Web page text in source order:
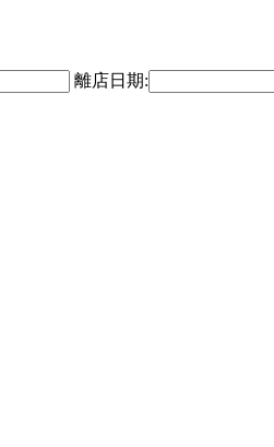
離店日期: